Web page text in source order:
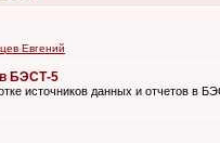
Евгений
в БЭСТ-5
источников данных и отчетов в